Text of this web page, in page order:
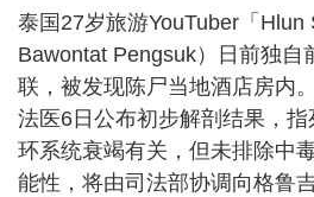
泰国27岁旅游YouTuber「Hlun
Bawontat Pengsuk）日前独自
联，被发现陈尸当地酒店房内
法医6日公布初步解剖结果，
环系统衰竭有关，但未排除中
能性，将由司法部协调向格鲁